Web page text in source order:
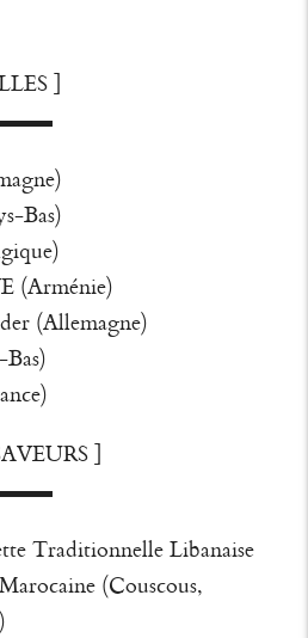
]
Bas)
(Arménie)
(Allemagne)
]
Traditionnelle Libanaise
(Couscous,